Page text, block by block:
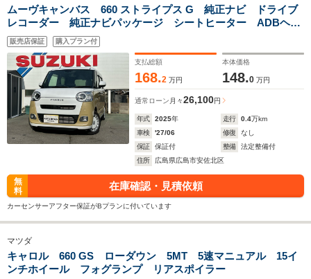
ムーヴキャンバス 660 ストライプス G 純正ナビ ドライブ
レコーダー 純正ナビパッケージ シートヒーター ADBヘッ
ドライト ホットカップホルダー LEDヘッドライト 両側電
動スライドドア ETC
販売店保証 購入プラン付
支払総額
168.2 万円
本体価格
148.0 万円
通常ローン 月々26,100円
年式 2025年 走行 0.4万km
車検
'27/06 修復
なし
保証
保証付 整備
法定整備付
住所
広島県広島市安佐北区
無
料
在庫確認・見積依頼
カーセンサーアフター保証がBプランに付いています
マツダ
キャロル 660 GS ローダウン 5MT 5速マニュアル 15イ
ンチホイール フォグランプ リアスポイラー